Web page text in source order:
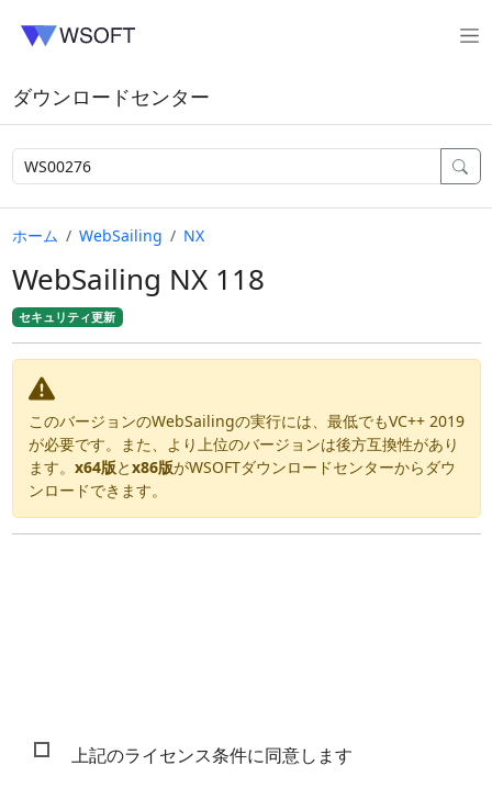
ダウンロードセンター
ホーム WebSailing NX
WebSailing NX 118
セキュリティ更新
このバージョンのWebSailingの実行には、最低でもVC++ 2019
が必要です。また、より上位のバージョンは後方互換性があり
ます。 x64版とx86版がWSOFTダウンロードセンターからダウ
ンロードできます。
上記のライセンス条件に同意します